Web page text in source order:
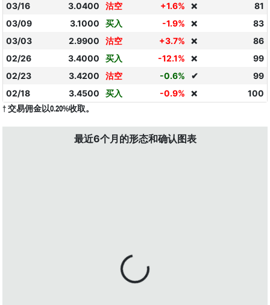
03/16
3.0400 沽空 +1.6% ❌
81
03/09
3.1000 买入 -1.9% ❌
83
03/03
2.9900 沽空 +3.7% ❌
86
02/26
3.4000 买入 -12.1% ❌
99
02/23
3.4200 沽空 -0.6% ✔
99
02/18
3.4500 买入 -0.9% ❌ 100
† 交易佣金以0.20%收取。
最近6个月的形态和确认图表